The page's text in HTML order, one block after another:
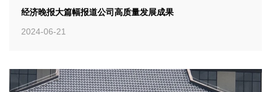
经济晚报大篇幅报道公司高质量发展成果
2024-06-21